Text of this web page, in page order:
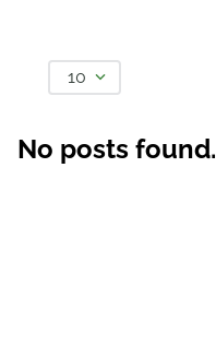
10
No posts found.